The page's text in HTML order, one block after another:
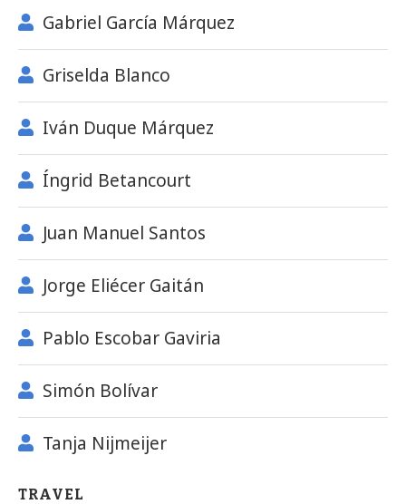
Gabriel García Márquez
Griselda Blanco
Iván Duque Márquez
Íngrid Betancourt
Juan Manuel Santos
Jorge Eliécer Gaitán
Pablo Escobar Gaviria
Simón Bolívar
Tanja Nijmeijer
TRAVEL